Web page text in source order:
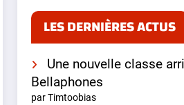
LES DERNIÈRES ACTUS
Une nouvelle classe
Bellaphones
par Timtoobias